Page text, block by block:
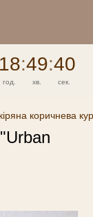
18:49:40
год. хв. сек.
коричнева